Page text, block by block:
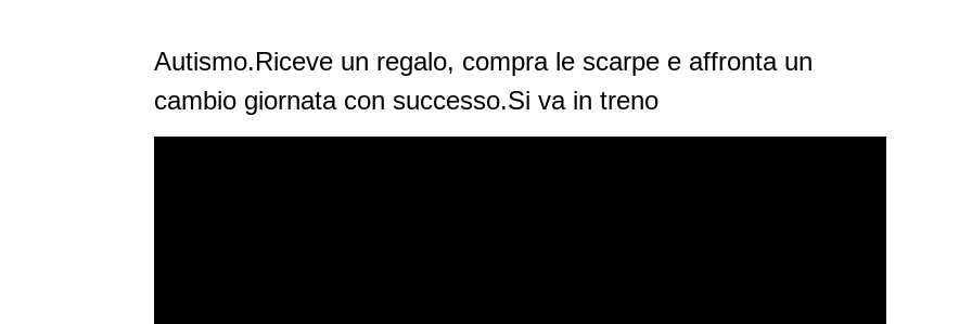
Autismo.Riceve un regalo, compra le scarpe e affronta un
cambio giornata con successo.Si va in treno